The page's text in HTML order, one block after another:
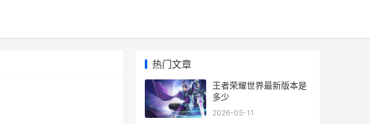
热门文章
王者荣耀世界最新版本是
多少
2026-05-11